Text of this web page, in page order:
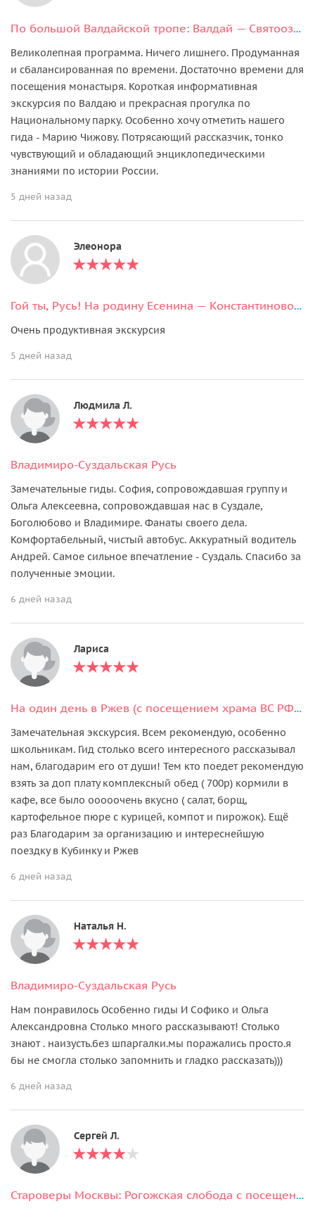
По большой Валдайской тропе: Валдай — Святоозерский Иверский монастырь
Великолепная программа. Ничего лишнего. Продуманная
и сбалансированная по времени. Достаточно времени для
посещения монастыря. Короткая информативная
экскурсия по Валдаю и прекрасная прогулка по
Национальному парку. Особенно хочу отметить нашего
гида - Марию Чижову. Потрясающий рассказчик, тонко
чувствующий и обладающий энциклопедическими
знаниями по истории России.
5 дней назад
Элеонора
Гой ты, Русь! На родину Есенина — Константиново и Рязань
Очень продуктивная экскурсия
5 дней назад
Людмила Л.
Владимиро-Суздальская Русь
Замечательные гиды. София, сопровождавшая группу и
Ольга Алексеевна, сопровождавшая нас в Суздале,
Боголюбово и Владимире. Фанаты своего дела.
Комфортабельный, чистый автобус. Аккуратный водитель
Андрей. Самое сильное впечатление - Суздаль. Спасибо за
полученные эмоции.
6 дней назад
Лариса
На один день в Ржев (с посещением храма ВС РФ или органным концертом)
Замечательная экскурсия. Всем рекомендую, особенно
школьникам. Гид столько всего интересного рассказывал
нам, благодарим его от души! Тем кто поедет рекомендую
взять за доп плату комплексный обед ( 700р) кормили в
кафе, все было ооооочень вкусно ( салат, борщ,
картофельное пюре с курицей, компот и пирожок). Ещё
раз Благодарим за организацию и интереснейшую
поездку в Кубинку и Ржев
6 дней назад
Наталья Н.
Владимиро-Суздальская Русь
Нам понравилось Особенно гиды И Софико и Ольга
Александровна Столько много рассказывают! Столько
знают . наизусть.без шпаргалки.мы поражались просто.я
бы не смогла столько запомнить и гладко рассказать)))
6 дней назад
Сергей Л.
Староверы Москвы: Рогожская слобода с посещением старообрядческих храмов